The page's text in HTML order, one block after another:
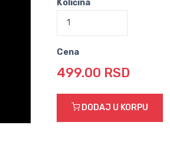
Količina
Cena
499.00 RSD
DODAJ U KORPU